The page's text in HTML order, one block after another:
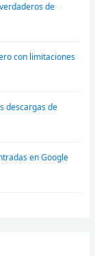
de
con limitaciones
descargas de
en Google